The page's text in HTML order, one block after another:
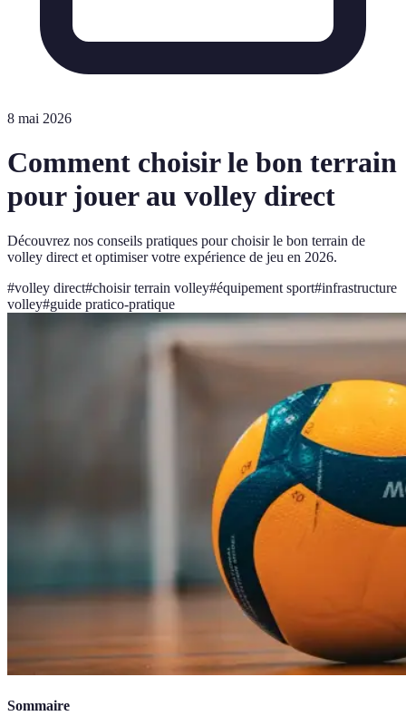
8 mai 2026
Comment choisir le bon terrain
pour jouer au volley direct
Découvrez nos conseils pratiques pour choisir le bon terrain de
volley direct et optimiser votre expérience de jeu en 2026.
#volley direct#choisir terrain volley#équipement sport#infrastructure
volley#guide pratico-pratique
Sommaire